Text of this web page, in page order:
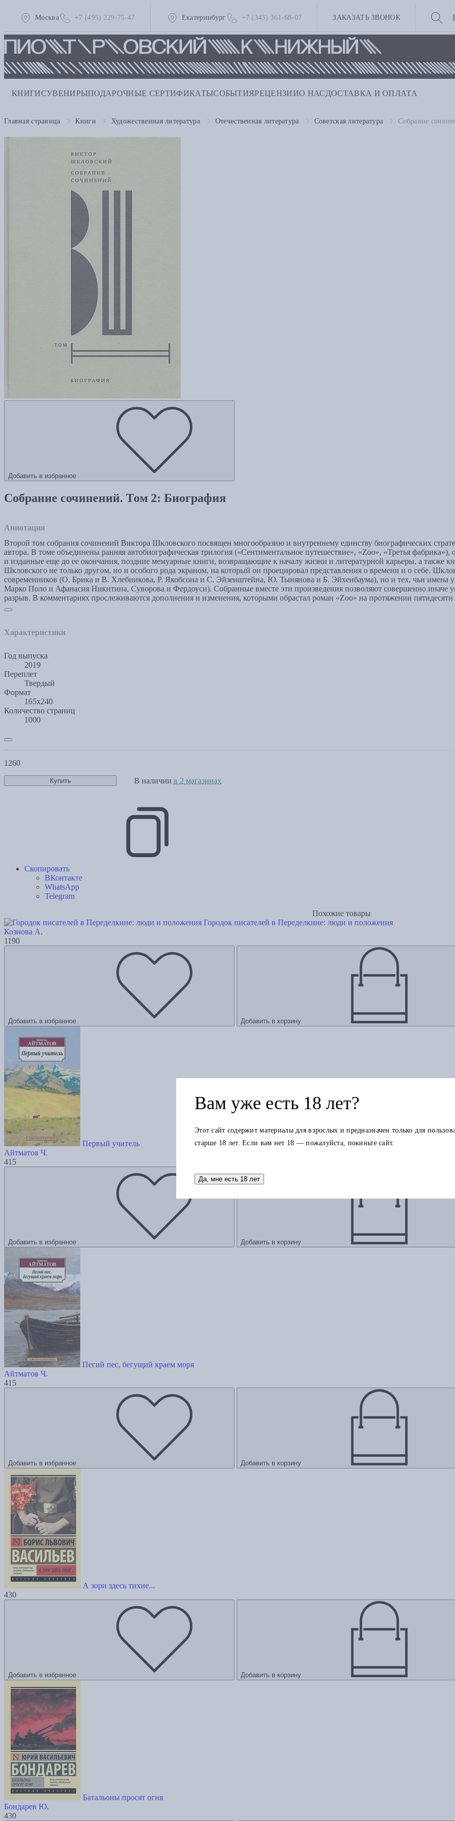
Москва +7 (495) 229-75-47 Екатеринбург +7 (343) 361-68-07 ЗАКАЗАТЬ ЗВОНОК
КНИГИСУВЕНИРЫПОДАРОЧНЫЕ СЕРТИФИКАТЫСОБЫТИЯРЕЦЕНЗИИО НАС ДОСТАВКА И ОПЛАТА
Главная страница Книги Художественная литература Отечественная литература Советская литература Собрание
Добавить в избранное
Собрание сочинений. Том 2: Биография
Аннотация
Второй том собрания сочинений Виктора Шкловского посвящен многообразию и внутреннему единству биографических
автора. В томе объединены ранняя автобиографическая трилогия («Сентиментальное путешествие», «Zoo», «Третья
и изданные еще до ее окончания, поздние мемуарные книги, возвращающие к началу жизни и литературной карьеры, а также
Шкловского не только другом, но и особого рода экраном, на который он проецировал представления о времени и о себе.
современников (О. Брика и В. Хлебникова, Р. Якобсона и С. Эйзенштейна, Ю. Тынянова и Б. Эйхенбаума), но и тех, чьи имена
Марко Поло и Афанасия Никитина, Суворова и Фердоуси). Собранные вместе эти произведения позволяют совершенно иначе
разрыв. В комментариях прослеживаются дополнения и изменения, которыми обрастал роман «Zoo» на протяжении
Характеристики
Год выпуска
2019
Переплет
Твердый
Формат
165x240
Количество страниц
1000
1260
Купить В наличии в 2 магазинах
Скопировать
ВКонтакте
WhatsApp
Telegram
Похожие товары
Городок писателей в Переделкине: люди и положения
Кознова А.
1190
Добавить в избранное Добавить в корзину
Первый учитель
Айтматов Ч.
415
Добавить в избранное Добавить в корзину
Пегий пес, бегущий краем моря
Айтматов Ч.
415
Добавить в избранное Добавить в корзину
А зори здесь тихие...
430
Добавить в избранное Добавить в корзину
Батальоны просят огня
Бондарев Ю.
430
Вам уже есть 18 лет?
Этот сайт содержит материалы для взрослых и предназначен только для
старше 18 лет. Если вам нет 18 — пожалуйста, покиньте сайт.
Да, мне есть 18 лет